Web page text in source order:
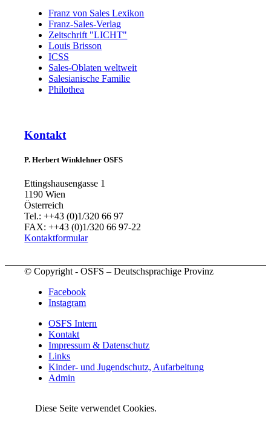
Franz von Sales Lexikon
Franz-Sales-Verlag
Zeitschrift "LICHT"
Louis Brisson
ICSS
Sales-Oblaten weltweit
Salesianische Familie
Philothea
Kontakt
P. Herbert Winklehner OSFS
Ettingshausengasse 1
1190 Wien
Österreich
Tel.: ++43 (0)1/320 66 97
FAX: ++43 (0)1/320 66 97-22
Kontaktformular
© Copyright - OSFS – Deutschsprachige Provinz
Facebook
Instagram
OSFS Intern
Kontakt
Impressum & Datenschutz
Links
Kinder- und Jugendschutz, Aufarbeitung
Admin
Diese Seite verwendet Cookies.